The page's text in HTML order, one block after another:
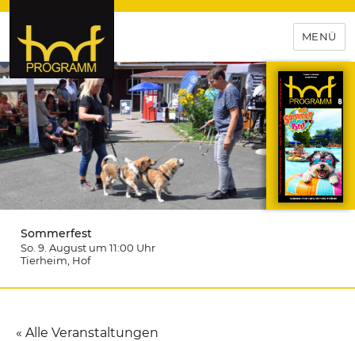
hof-programm – das
Veranstaltungsportal für
Hochfranken
MENÜ
Sommerfest
So. 9. August um 11:00 Uhr
Tierheim , Hof
« Alle Veranstaltungen